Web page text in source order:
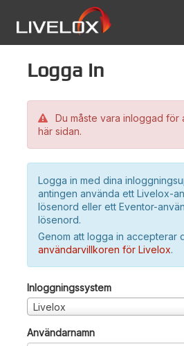
Logga in
Du måste vara inloggad för
här sidan.
Logga in med dina
antingen använda ett Livelox-
lösenord eller ett Eventor-
lösenord.
Genom att logga in accepterar
användarvillkoren för Livelox.
Inloggningssystem
Livelox
Användarnamn